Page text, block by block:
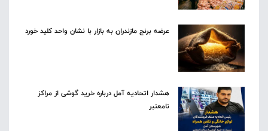
عرضه برنج مازندران به بازار با نشان واحد کلید خورد
هشدار اتحادیه آمل درباره خرید گوشی از مراکز
نامعتبر